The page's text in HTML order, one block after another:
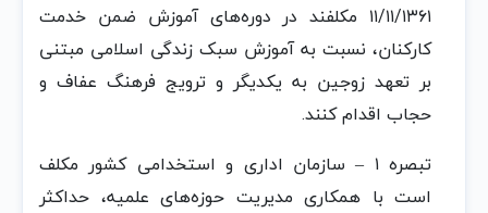
١١/١١/١٣۶١ مکلفند در دوره‌های آموزش‌ ضمن‌ خدمت‌
کارکنان‌، نسبت‌ به‌ آموزش‌ سبک‌ زندگی‌ اسلامی‌ مبتنی‌
بر تعهد زوجین‌ به‌ یکدیگر و ترویج‌ فرهنگ‌ عفاف‌ و
حجاب‌ اقدام‌ کنند.
تبصره‌ ١ – سازمان‌ اداری و استخدامی‌ کشور مکلف‌
است‌ با همکاری مدیریت‌ حوزه‌های علمیه‌، حداکثر